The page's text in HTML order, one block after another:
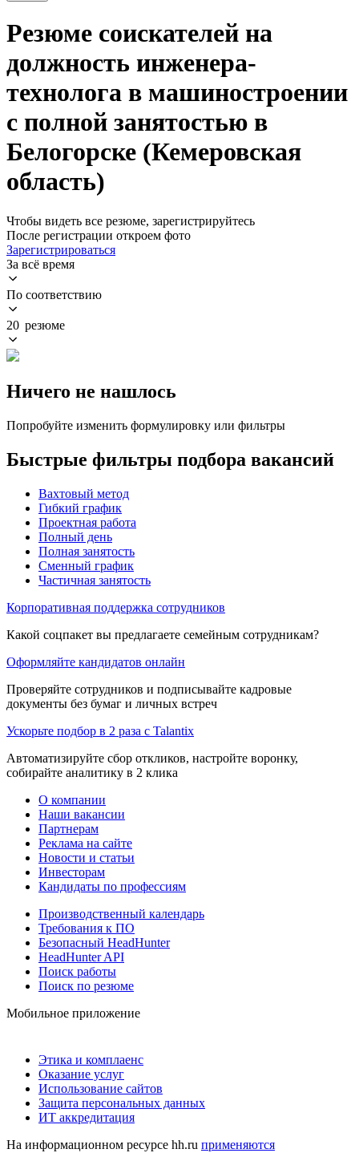
Резюме соискателей на
должность инженера-
технолога в машиностроении
с полной занятостью в
Белогорске (Кемеровская
область)
Чтобы видеть все резюме, зарегистрируйтесь
После регистрации откроем фото
Зарегистрироваться
За всё время
По соответствию
20 резюме
Ничего не нашлось
Попробуйте изменить формулировку или фильтры
Быстрые фильтры подбора вакансий
Вахтовый метод
Гибкий график
Проектная работа
Полный день
Полная занятость
Сменный график
Частичная занятость
Корпоративная поддержка сотрудников
Какой соцпакет вы предлагаете семейным сотрудникам?
Оформляйте кандидатов онлайн
Проверяйте сотрудников и подписывайте кадровые
документы без бумаг и личных встреч
Ускорьте подбор в 2 раза с Talantix
Автоматизируйте сбор откликов, настройте воронку,
собирайте аналитику в 2 клика
О компании
Наши вакансии
Партнерам
Реклама на сайте
Новости и статьи
Инвесторам
Кандидаты по профессиям
Производственный календарь
Требования к ПО
Безопасный HeadHunter
HeadHunter API
Поиск работы
Поиск по резюме
Мобильное приложение
Этика и комплаенс
Оказание услуг
Использование сайтов
Защита персональных данных
ИТ аккредитация
На информационном ресурсе hh.ru применяются